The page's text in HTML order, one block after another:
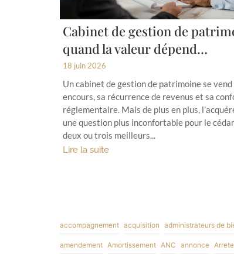
Cabinet de gestion de
quand la valeur dépend…
18 juin 2026
Un cabinet de gestion de patrimoine se vend
encours, sa récurrence de revenus et sa
réglementaire. Mais de plus en plus,
une question plus inconfortable pour le
deux ou trois meilleurs...
Lire la suite
accompagnement acquisition administrateurs de
amendement Amortissement ANC annonce Arrete